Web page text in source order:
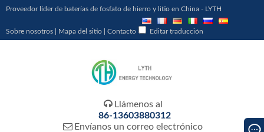
Proveedor líder de baterías de fosfato de hierro y litio en China - LYTH
Sobre nosotros Mapa del sitio Contacto Editar traducción
 Llámenos al
86-13603880312
 Envíanos un correo electrónico